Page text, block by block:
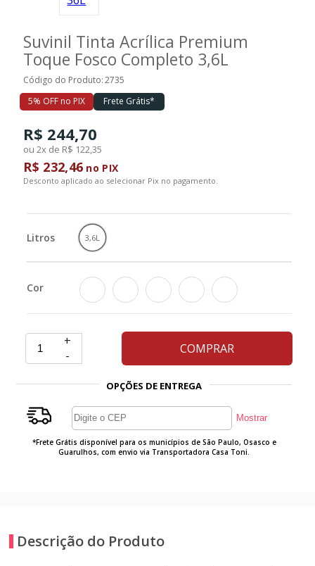
Piscina
Ferramentas
Marcas
Suvinil Tinta Acrílica Premium
Toque Fosco Completo 3,6L
Código do Produto: 2735
5% OFF no PIX
Frete Grátis*
R$ 244,70
ou 2x de R$ 122,35
R$ 232,46 no PIX
Desconto aplicado ao selecionar Pix no pagamento.
Litros 3,6L
Cor
+
-
COMPRAR
OPÇÕES DE ENTREGA
*Frete Grátis disponível para os municípios de São Paulo, Osasco e
Guarulhos, com envio via Transportadora Casa Toni.
Descrição do Produto